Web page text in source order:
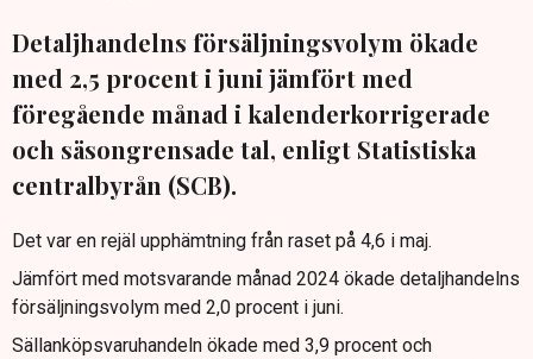
Detaljhandelns försäljningsvolym ökade
med 2,5 procent i juni jämfört med
föregående månad i kalenderkorrigerade
och säsongrensade tal, enligt Statistiska
centralbyrån (SCB).
Det var en rejäl upphämtning från raset på 4,6 i maj.
Jämfört med motsvarande månad 2024 ökade detaljhandelns
försäljningsvolym med 2,0 procent i juni.
Sällanköpsvaruhandeln ökade med 3,9 procent och